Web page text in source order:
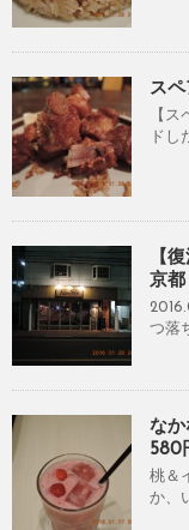
ス
【
ドし
【
京都
つ落
なか
580
桃＆
か、